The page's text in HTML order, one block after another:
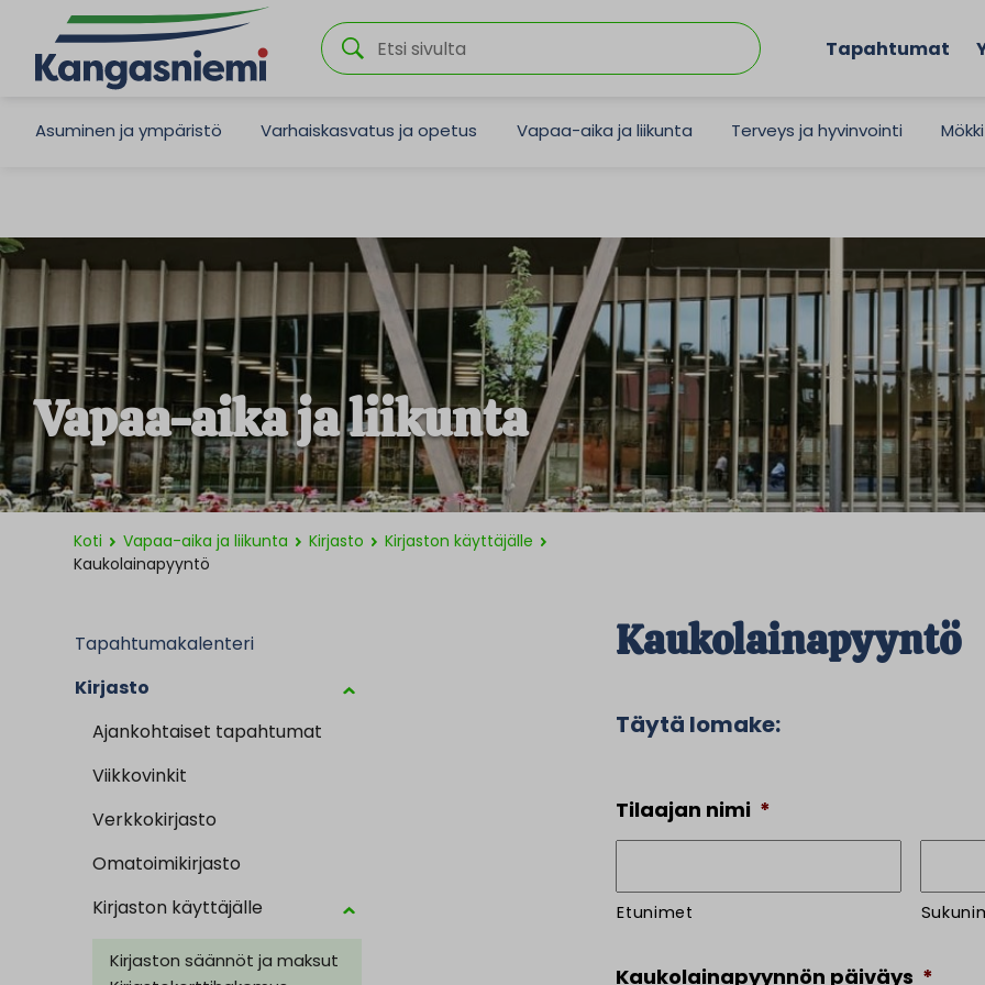
Tapahtumat
Asuminen ja ympäristö Varhaiskasvatus ja opetus Vapaa-aika ja liikunta Terveys ja hyvinvointi
Vapaa-aika ja liikunta
Koti Vapaa-aika ja liikunta Kirjasto
Kirjaston käyttäjälle
Kaukolainapyyntö
Tapahtumakalenteri
Kirjasto
Ajankohtaiset tapahtumat
Viikkovinkit
Verkkokirjasto
Omatoimikirjasto
Kirjaston käyttäjälle
Kirjaston säännöt ja maksut
Kaukolainapyyntö
Täytä lomake:
Tilaajan nimi *
Etunimet
Kaukolainapyynnön päiväys *